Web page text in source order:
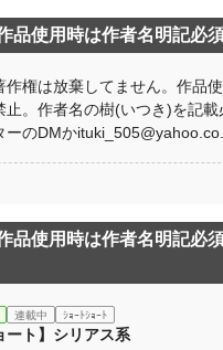
pt (46,554 位)
品使用時は作者名明記必
作権は放棄してません。作品
止。作者名の樹(いつき)を記
のDMか
品使用時は作者名明記必
連載中 ｼｮｰﾄｼｮｰﾄ
ート】シリアス系